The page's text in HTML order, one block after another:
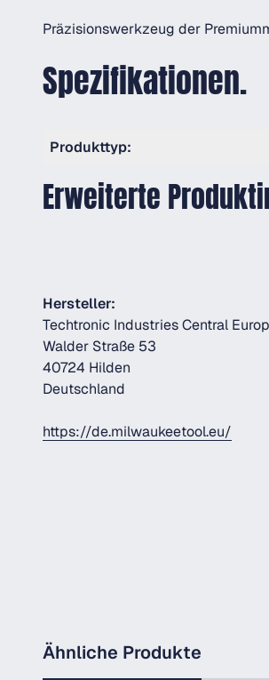
Präzisionswerkzeug der
Spezifikationen.
Produkttyp:
Erweiterte
Hersteller:
Techtronic Industries Central
Walder Straße 53
40724 Hilden
Deutschland
https://de.milwaukeetool.eu/
Ähnliche Produkte